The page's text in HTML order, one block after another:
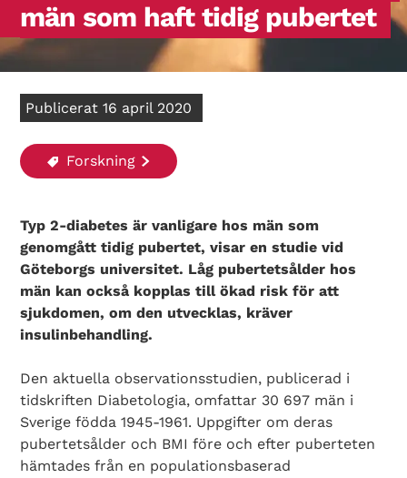
män som haft tidig pubertet
Publicerat 16 april 2020
Forskning
Typ 2-diabetes är vanligare hos män som
genomgått tidig pubertet, visar en studie vid
Göteborgs universitet. Låg pubertetsålder hos
män kan också kopplas till ökad risk för att
sjukdomen, om den utvecklas, kräver
insulinbehandling.
Den aktuella observationsstudien, publicerad i
tidskriften Diabetologia, omfattar 30 697 män i
Sverige födda 1945-1961. Uppgifter om deras
pubertetsålder och BMI före och efter puberteten
hämtades från en populationsbaserad